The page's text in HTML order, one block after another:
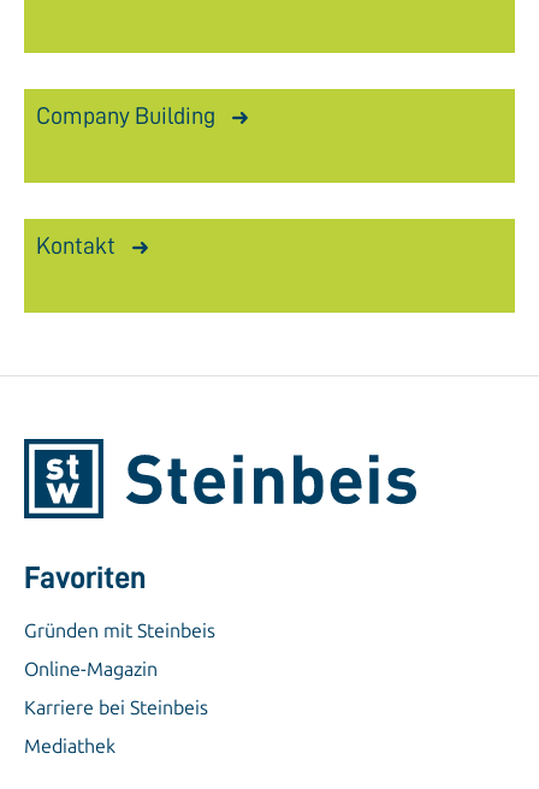
Company Building
Kontakt
Favoriten
Gründen mit Steinbeis
Online-Magazin
Karriere bei Steinbeis
Mediathek